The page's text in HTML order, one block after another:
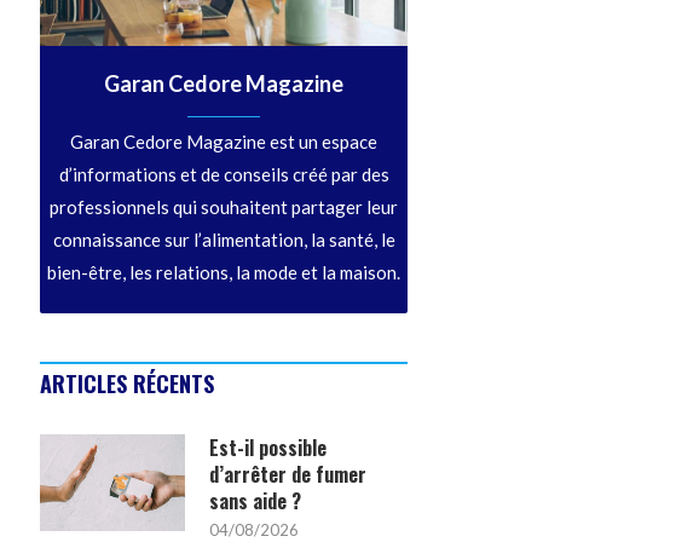
Garan Cedore Magazine
Garan Cedore Magazine est un espace
d’informations et de conseils créé par des
professionnels qui souhaitent partager leur
connaissance sur l’alimentation, la santé, le
bien-être, les relations, la mode et la maison.
ARTICLES RÉCENTS
Est-il possible
d’arrêter de fumer
sans aide ?
04/08/2026